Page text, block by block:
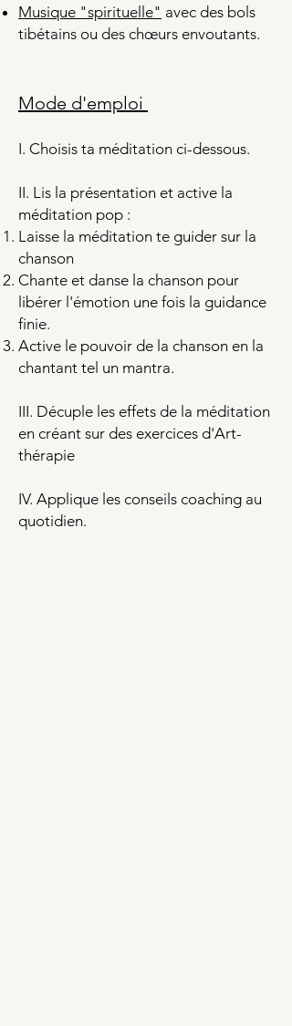
Musique "spirituelle" avec des bols
tibétains ou des chœurs envoutants.
Mode d'emploi
I. Choisis ta méditation ci-dessous.
II. Lis la présentation et active la
méditation pop :
Laisse la méditation te guider sur la
chanson
Chante et danse la chanson pour
libérer l'émotion une fois la guidance
finie.
Active le pouvoir de la chanson en la
chantant tel un mantra.
III. Décuple les effets de la méditation
en créant sur des exercices d'Art-
thérapie
IV. Applique les conseils coaching au
quotidien.